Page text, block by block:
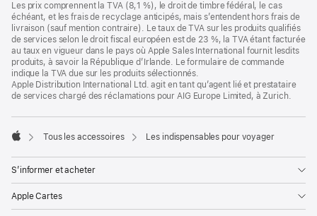
de
page
de
bas
de
page
Les prix comprennent la TVA (8,1 %), le droit de timbre fédéral, le cas
échéant, et les frais de recyclage anticipés, mais s’entendent hors frais de
livraison (sauf mention contraire). Le taux de TVA sur les produits qualifiés
de services selon le droit fiscal européen est de 23 %, la TVA étant facturée
au taux en vigueur dans le pays où Apple Sales International fournit lesdits
produits, à savoir la République d’Irlande. Le formulaire de commande
indique la TVA due sur les produits sélectionnés.
Apple Distribution International Ltd. agit en tant qu’agent lié et prestataire
de services chargé des réclamations pour AIG Europe Limited, à Zurich.
Tous les accessoires Les indispensables pour voyager
S’informer et acheter
Apple Cartes